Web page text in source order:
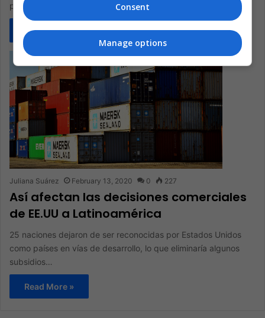
políticas y sorpresas económicas. El acuerdo comercial entre…
Read More »
Juliana Suárez February 13, 2020 0 227
Así afectan las decisiones comerciales
de EE.UU a Latinoamérica
25 naciones dejaron de ser reconocidas por Estados Unidos
como países en vías de desarrollo, lo que eliminaría algunos
subsidios…
Read More »
Consent
Manage options